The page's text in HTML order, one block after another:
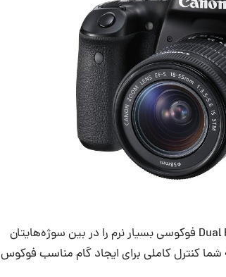
در خصوص فیلمبرداری Canon 80D با بهره‌گیری از تکنولوژی Dual Pixel AF فوکوسی بسیار نرم را در بین سوژه‌هایتان
کنترل کاملی برای ایجاد گام مناسب فوکوس